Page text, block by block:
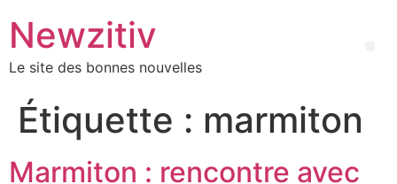
Newzitiv
Le site des bonnes nouvelles
Étiquette : marmiton
Marmiton : rencontre avec